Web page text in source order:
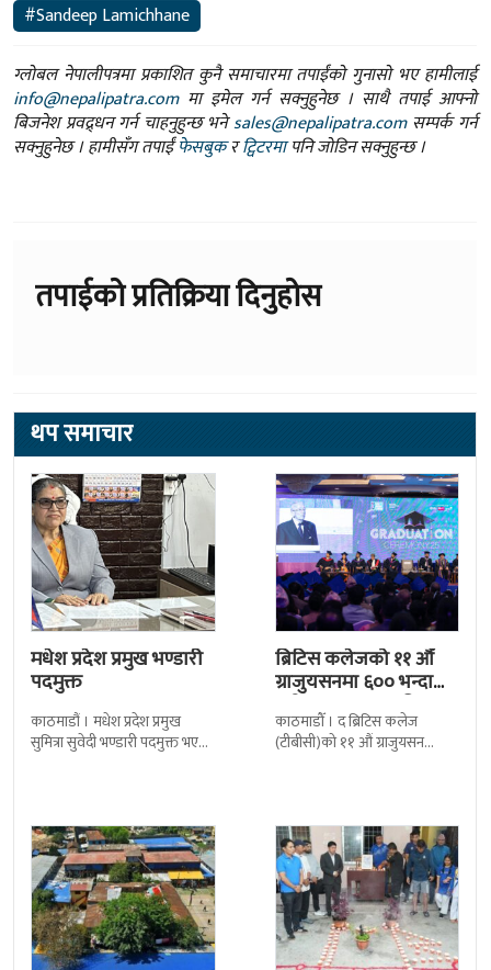
#Sandeep Lamichhane
ग्लोबल नेपालीपत्रमा प्रकाशित कुनै समाचारमा तपाईंको गुनासो भए हामीलाई
info@nepalipatra.comमा इमेल गर्न सक्नुहुनेछ । साथै तपाई आफ्नो
बिजनेश प्रवद्र्धन गर्न चाहनुहुन्छ भनेsales@nepalipatra.comसम्पर्क गर्न
सक्नुहुनेछ । हामीसँग तपाईंफेसबुकरट्विटरमापनि जोडिन सक्नुहुन्छ ।
तपाईको प्रतिक्रिया दिनुहोस
थप समाचार
मधेश प्रदेश प्रमुख भण्डारी
पदमुक्त
काठमाडौं । मधेश प्रदेश प्रमुख
सुमित्रा सुवेदी भण्डारी पदमुक्त भएकी
ब्रिटिस कलेजको ११ औँ
ग्राजुयसनमा ६०० भन्दा
बढी ग्राजुयट सम्मानित
काठमाडौँ । द ब्रिटिस कलेज
(टीबीसी)को ११ औं ग्राजुयसन